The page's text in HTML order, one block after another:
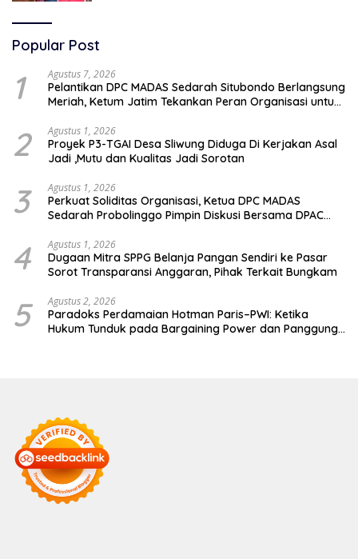
Popular Post
1 Agustus 7, 2026
Pelantikan DPC MADAS Sedarah Situbondo Berlangsung
Meriah, Ketum Jatim Tekankan Peran Organisasi untuk
2 Agustus 1, 2026
Proyek P3-TGAI Desa Sliwung Diduga Di Kerjakan Asal
Jadi ,Mutu dan Kualitas Jadi Sorotan
3 Agustus 1, 2026
Perkuat Soliditas Organisasi, Ketua DPC MADAS
Sedarah Probolinggo Pimpin Diskusi Bersama DPAC
4 Agustus 1, 2026
Dugaan Mitra SPPG Belanja Pangan Sendiri ke Pasar
Sorot Transparansi Anggaran, Pihak Terkait Bungkam
5 Agustus 2, 2026
Paradoks Perdamaian Hotman Paris–PWI: Ketika
Hukum Tunduk pada Bargaining Power dan Panggung